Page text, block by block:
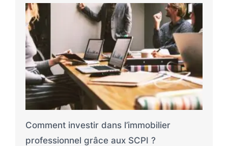
Comment investir dans l’immobilier
professionnel grâce aux SCPI ?